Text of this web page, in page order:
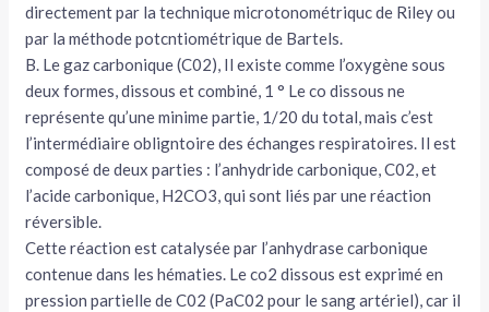
directement par la technique micro­tonométriquc de Riley ou
par la méthode potcntiométrique de Bartels.
B. Le gaz carbonique (C02), Il existe comme l’oxygène sous
deux formes, dissous et combiné, 1 ° Le co dissous ne
représente qu’une mi­nime partie, 1/20 du total, mais c’est
l’intermé­diaire obligntoire des échanges respiratoires. Il est
composé de deux parties : l’anhydride carbonique, C02, et
l’acide carbonique, H2CO3, qui sont liés par une réaction
réversible.
Cette réaction est catalysée par l’anhydrase carbonique
contenue dans les hématies. Le co2 dissous est exprimé en
pression partielle de C02 (PaC02 pour le sang artériel), car il